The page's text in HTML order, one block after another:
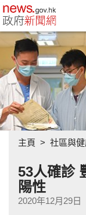
政府新聞網主頁
主頁 社區與
53人確診
陽性
2020年12月29日